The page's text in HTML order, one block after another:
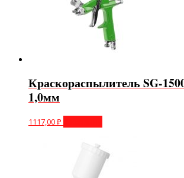
Краскораспылитель SG-
1,0мм
1117,00₽